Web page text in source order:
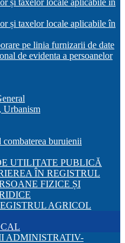
și taxelor locale aplicabile în
și taxelor locale aplicabile în
pe linia furnizarii de date
de evidenta a persoanelor
Urbanism
buruienii
UTILITATE PUBLICĂ
ÎN REGISTRUL
FIZICE ȘI
AGRICOL
ADMINISTRATIV-